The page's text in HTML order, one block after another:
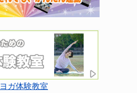
ヨガ体験教室